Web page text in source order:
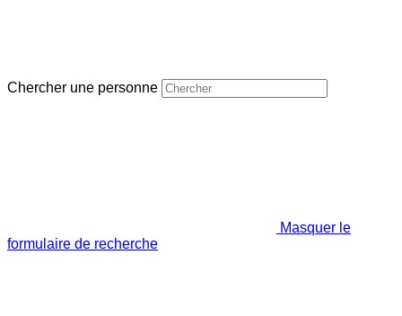
Chercher une personne
Masquer le
formulaire de recherche